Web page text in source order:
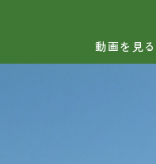
動画を見る